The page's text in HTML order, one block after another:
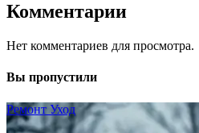
Комментарии
Нет комментариев для просмотра.
Вы пропустили
Ремонт Уход